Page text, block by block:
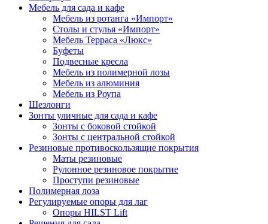
Мебель для сада и кафе
Мебель из ротанга «Импорт»
Столы и стулья «Импорт»
Мебель Терраса «Люкс»
Буфеты
Подвесные кресла
Мебель из полимерной лозы
Мебель из алюминия
Мебель из Роупа
Шезлонги
Зонты уличные для сада и кафе
Зонты с боковой стойкой
Зонты с центральной стойкой
Резиновые противоскользящие покрытия
Маты резиновые
Рулонное резиновое покрытие
Проступи резиновые
Полимерная лоза
Регулируемые опоры для лаг
Опоры HILST Lift